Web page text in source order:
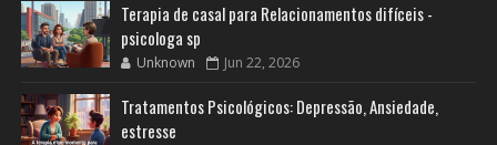
Terapia de casal para Relacionamentos difíceis -
psicologa sp
Unknown Jun 22, 2026
Tratamentos Psicológicos: Depressão, Ansiedade,
estresse